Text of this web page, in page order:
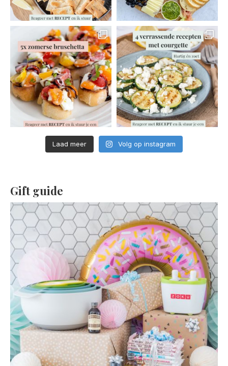
Laad meer Volg op instagram
Gift guide